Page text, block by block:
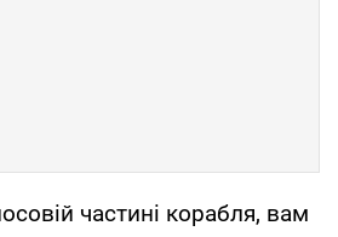
частині корабля, вам